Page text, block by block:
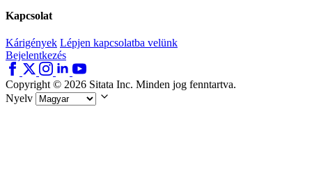
Kapcsolat
Kárigények Lépjen kapcsolatba velünk
Bejelentkezés
Copyright © 2026 Sitata Inc. Minden jog fenntartva.
Nyelv